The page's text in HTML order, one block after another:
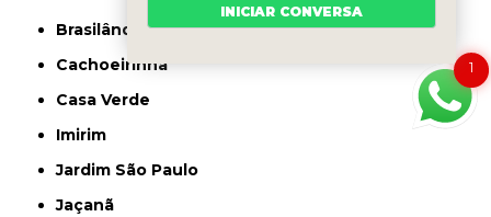
Brasilândia
Cachoeirinha
Casa Verde
Imirim
Jardim São Paulo
Jaçanã
1
INICIAR CONVERSA